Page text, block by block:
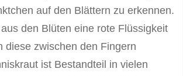
auf den Blättern zu erkennen.
den Blüten eine rote Flüssigkeit
diese zwischen den Fingern
ist Bestandteil in vielen